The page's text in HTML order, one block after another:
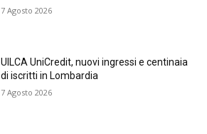
7 Agosto 2026
UILCA UniCredit, nuovi ingressi e centinaia
di iscritti in Lombardia
7 Agosto 2026